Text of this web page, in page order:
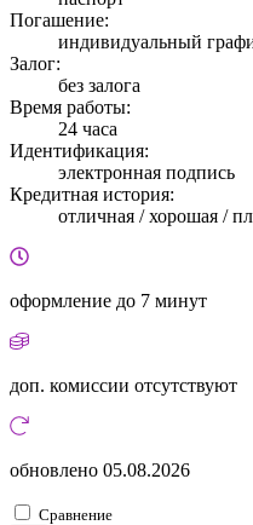
Погашение:
индивидуальный
Залог:
без залога
Время работы:
24 часа
Идентификация:
электронная подпись
Кредитная история:
отличная / хорошая /
оформление до 7 минут
доп. комиссии отсутствуют
обновлено 05.08.2026
Сравнение